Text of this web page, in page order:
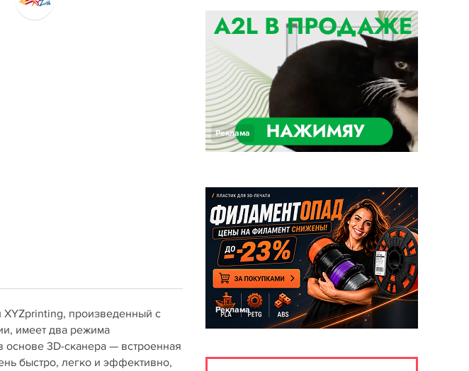
XYZprinting, произведенный с
имеет два режима
3D-сканера — встроенная
быстро, легко и эффективно,
Реклама
Реклама